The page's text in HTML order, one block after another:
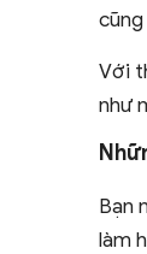
Với
như
Bạn
làm